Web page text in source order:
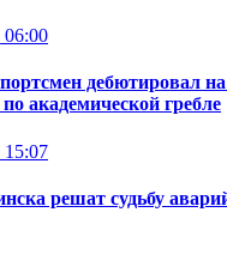
06:00
дебютировал
академической гребле
15:07
решат судьбу